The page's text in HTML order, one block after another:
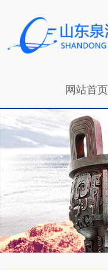
网站首页
招贤纳士